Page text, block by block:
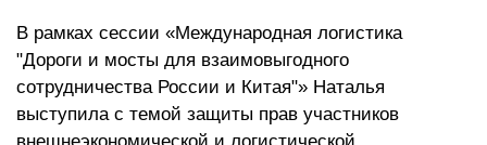
В рамках сессии «Международная логистика
"Дороги и мосты для взаимовыгодного
сотрудничества России и Китая"» Наталья
выступила с темой защиты прав участников